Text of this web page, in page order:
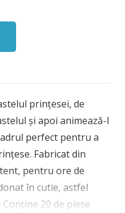
prințesei, de
și apoi animează-l
perfect pentru a
Fabricat din
pentru ore de
în cutie, astfel
20 de piese